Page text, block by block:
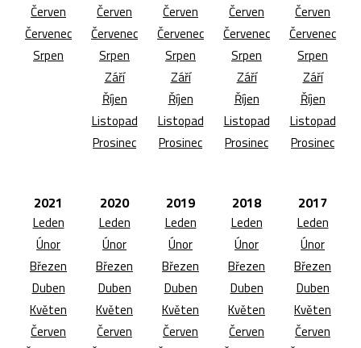
Červen
Červenec
Srpen
Červen
Červenec
Srpen
Září
Říjen
Listopad
Prosinec
Červen
Červenec
Srpen
Září
Říjen
Listopad
Prosinec
Červen
Červenec
Srpen
Září
Říjen
Listopad
Prosinec
Červen
Červenec
Srpen
Září
Říjen
Listopad
Prosinec
2021
Leden
Únor
Březen
Duben
Květen
Červen
2020
Leden
Únor
Březen
Duben
Květen
Červen
2019
Leden
Únor
Březen
Duben
Květen
Červen
2018
Leden
Únor
Březen
Duben
Květen
Červen
2017
Leden
Únor
Březen
Duben
Květen
Červen